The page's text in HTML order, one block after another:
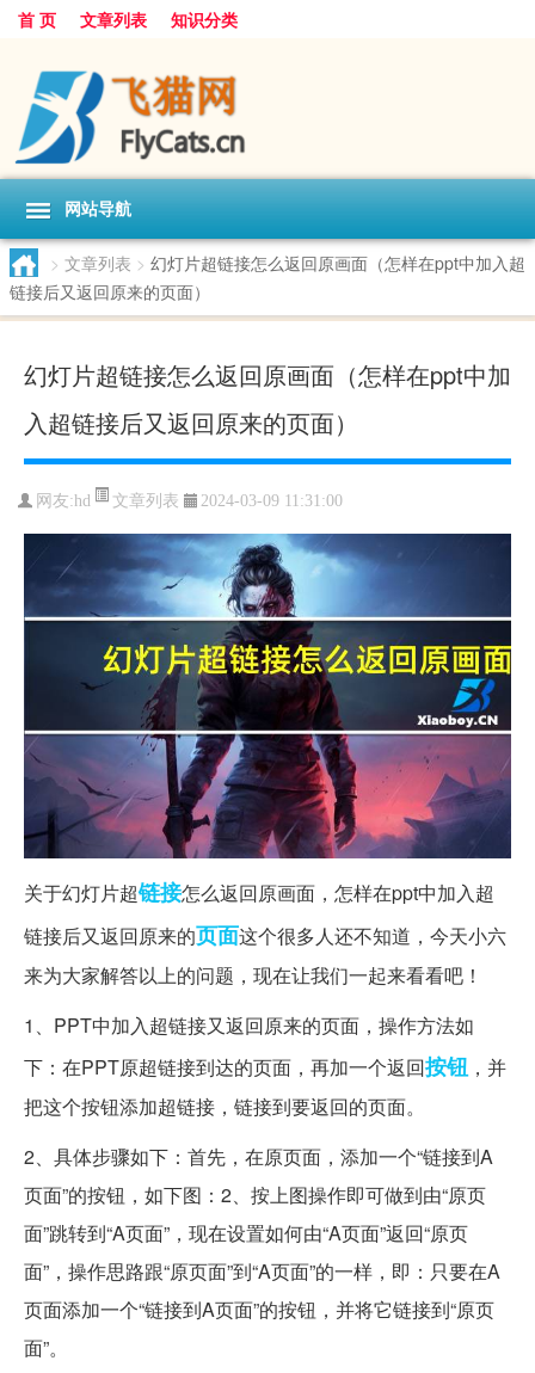
首 页 文章列表 知识分类
网站导航
> 文章列表 > 幻灯片超链接怎么返回原画面（怎样在ppt中加入超
链接后又返回原来的页面）
幻灯片超链接怎么返回原画面（怎样在ppt中加
入超链接后又返回原来的页面）
网友:hd 文章列表 2024-03-09 11:31:00
关于幻灯片超链接怎么返回原画面，怎样在ppt中加入超
链接后又返回原来的页面这个很多人还不知道，今天小六
来为大家解答以上的问题，现在让我们一起来看看吧！
1、PPT中加入超链接又返回原来的页面，操作方法如
下：在PPT原超链接到达的页面，再加一个返回按钮 ，并
把这个按钮添加超链接，链接到要返回的页面。
2、具体步骤如下：首先，在原页面，添加一个“链接到A
页面”的按钮，如下图：2、按上图操作即可做到由“原页
面”跳转到“A页面”，现在设置如何由“A页面”返回“原页
面”，操作思路跟“原页面”到“A页面”的一样，即：只要在A
页面添加一个“链接到A页面”的按钮，并将它链接到“原页
面”。